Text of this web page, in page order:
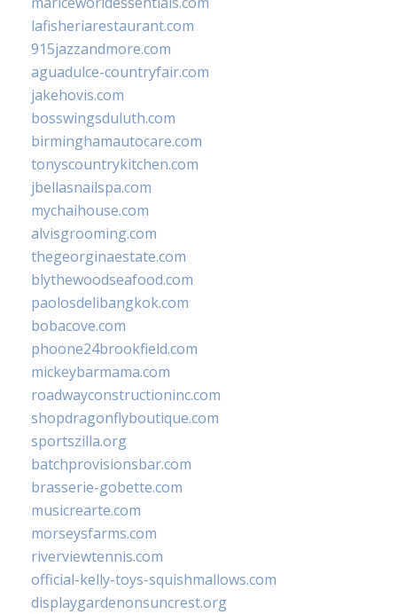
lafisheriarestaurant.com
915jazzandmore.com
aguadulce-countryfair.com
jakehovis.com
bosswingsduluth.com
birminghamautocare.com
tonyscountrykitchen.com
jbellasnailspa.com
mychaihouse.com
alvisgrooming.com
thegeorginaestate.com
blythewoodseafood.com
paolosdelibangkok.com
bobacove.com
phoone24brookfield.com
mickeybarmama.com
roadwayconstructioninc.com
shopdragonflyboutique.com
sportszilla.org
batchprovisionsbar.com
brasserie-gobette.com
musicrearte.com
morseysfarms.com
riverviewtennis.com
official-kelly-toys-squishmallows.com
displaygardenonsuncrest.org